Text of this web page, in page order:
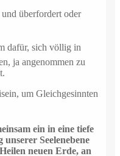
überfordert oder
dafür, sich völlig in
ja angenommen zu
um Gleichgesinnten
ein in eine tiefe
Seelenebene
neuen Erde, an